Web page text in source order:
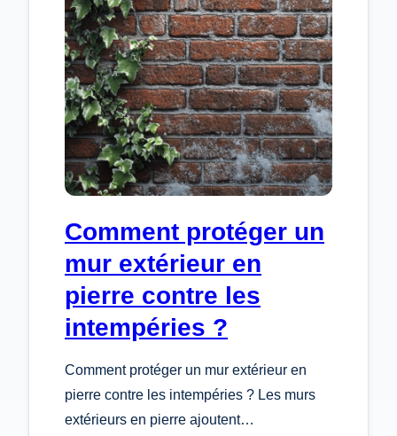
RAPPORT
À
L’ISOLATION
INTÉRIEURE
?
Comment protéger un
mur extérieur en
pierre contre les
intempéries ?
Comment protéger un mur extérieur en
pierre contre les intempéries ? Les murs
extérieurs en pierre ajoutent…